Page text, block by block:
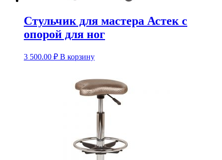
Стульчик для мастера Астек с
опорой для ног
3 500.00 ₽ В корзину